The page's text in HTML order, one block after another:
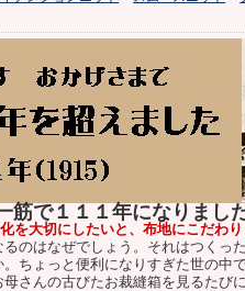
で１１１年になりまし
を大切にしたいと、布地にこだわり
のはなぜでしょう。それはつくっ
ちょっと便利になりすぎた世の中
さんの古びたお裁縫箱を見るたび